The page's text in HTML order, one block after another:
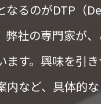
なるのがDTP（
弊社の専門家が
ます。興味を引
など、具体的